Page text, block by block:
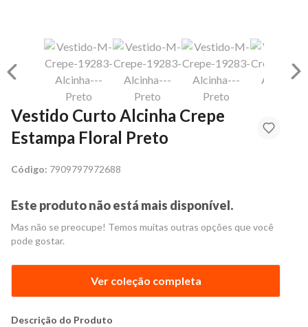
Vestido Curto Alcinha Crepe
Estampa Floral Preto
Código: 7909797972688
Este produto não está mais disponível.
Mas não se preocupe! Temos muitas outras opções que você
pode gostar.
Ver coleção completa
Descrição do Produto